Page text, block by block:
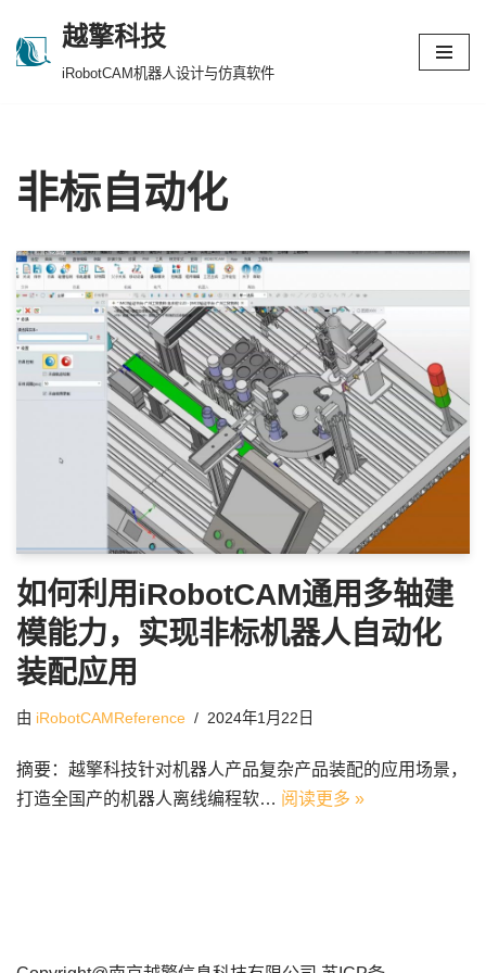
跳
越擎科技
iRobotCAM机器人设计与仿真软件
非标自动化
如何利用iRobotCAM通用多轴建
模能力，实现非标机器人自动化
装配应用
由 iRobotCAMReference 2024年1月22日
摘要：越擎科技针对机器人产品复杂产品装配的应用场景，
打造全国产的机器人离线编程软… 阅读更多 »